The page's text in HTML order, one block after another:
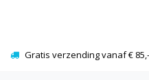
Gratis verzending vanaf € 85,-